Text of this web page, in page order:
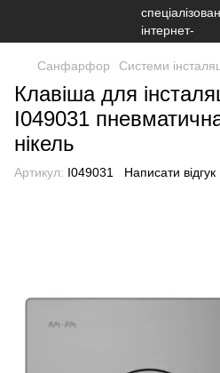
Санфарфор Системи
Клавіша для
I049031
нікель
Артикул: I049031 Написати відгук